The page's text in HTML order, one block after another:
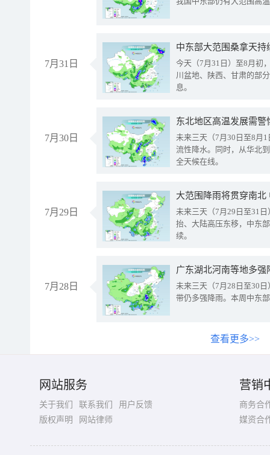
7月31日
中东部大范围桑拿天
今天（7月31日）至8月初
川盆地、陕西、甘肃的部
息。
7月30日
东北地区高温发展需
未来三天（7月30日至8月
流性降水。同时，从华北
全天候在线。
7月29日
大范围降雨将贯穿南
未来三天（7月29日至31
抬、大陆高压东移，中东
续。
7月28日
广东湖北河南等地多
未来三天（7月28日至30
带仍多强降雨。本周中东
查看更多>>
网站服务
关于我们 联系我们
用户反馈
版权声明
网站律师
营销
商务合
媒资合